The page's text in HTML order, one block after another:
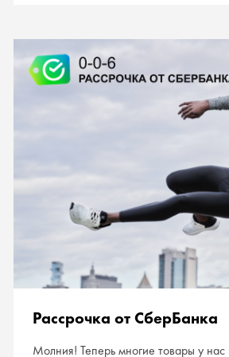
Рассрочка от СберБанка
Молния! Теперь многие товары у